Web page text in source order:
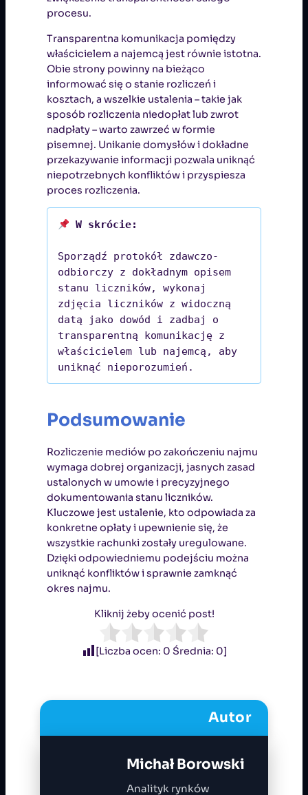
procesu.
Transparentna komunikacja pomiędzy
właścicielem a najemcą jest równie istotna.
Obie strony powinny na bieżąco
informować się o stanie rozliczeń i
kosztach, a wszelkie ustalenia – takie jak
sposób rozliczenia niedopłat lub zwrot
nadpłaty – warto zawrzeć w formie
pisemnej. Unikanie domysłów i dokładne
przekazywanie informacji pozwala uniknąć
niepotrzebnych konfliktów i przyspiesza
proces rozliczenia.
Sporządź protokół zdawczo-
odbiorczy z dokładnym opisem
stanu liczników, wykonaj
zdjęcia liczników z widoczną
datą jako dowód i zadbaj o
transparentną komunikację z
właścicielem lub najemcą, aby
uniknąć nieporozumień.
Podsumowanie
Rozliczenie mediów po zakończeniu najmu
wymaga dobrej organizacji, jasnych zasad
ustalonych w umowie i precyzyjnego
dokumentowania stanu liczników.
Kluczowe jest ustalenie, kto odpowiada za
konkretne opłaty i upewnienie się, że
wszystkie rachunki zostały uregulowane.
Dzięki odpowiedniemu podejściu można
uniknąć konfliktów i sprawnie zamknąć
okres najmu.
Kliknij żeby ocenić post!
[Liczba ocen: 0 Średnia: 0]
Autor
Michał Borowski
Analityk rynków